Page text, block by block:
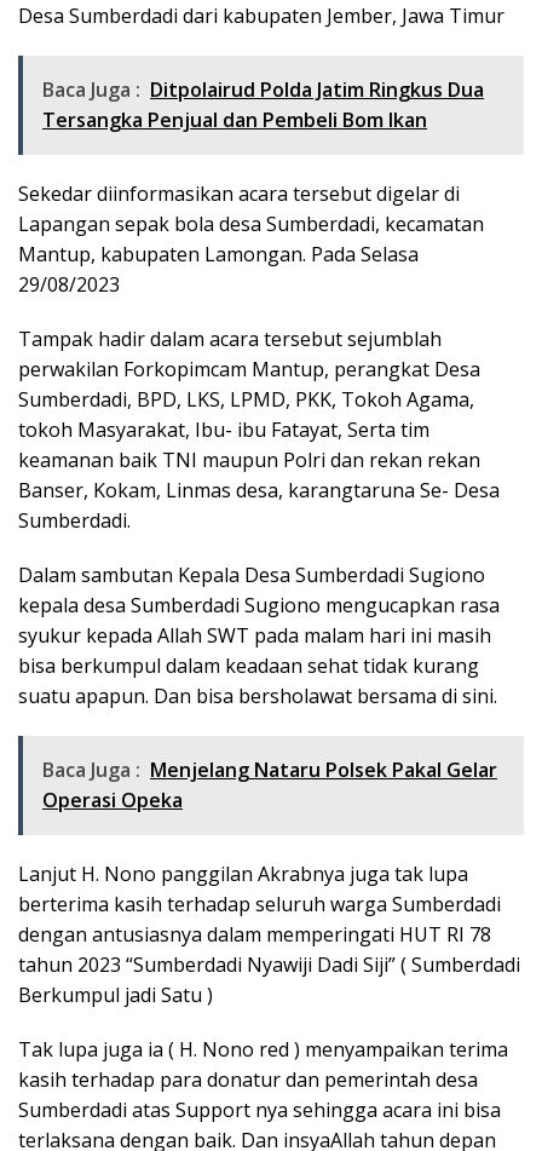
Desa Sumberdadi dari kabupaten Jember, Jawa Timur
Baca Juga : Ditpolairud Polda Jatim Ringkus Dua
Tersangka Penjual dan Pembeli Bom Ikan
Sekedar diinformasikan acara tersebut digelar di
Lapangan sepak bola desa Sumberdadi, kecamatan
Mantup, kabupaten Lamongan. Pada Selasa
29/08/2023
Tampak hadir dalam acara tersebut sejumblah
perwakilan Forkopimcam Mantup, perangkat Desa
Sumberdadi, BPD, LKS, LPMD, PKK, Tokoh Agama,
tokoh Masyarakat, Ibu- ibu Fatayat, Serta tim
keamanan baik TNI maupun Polri dan rekan rekan
Banser, Kokam, Linmas desa, karangtaruna Se- Desa
Sumberdadi.
Dalam sambutan Kepala Desa Sumberdadi Sugiono
kepala desa Sumberdadi Sugiono mengucapkan rasa
syukur kepada Allah SWT pada malam hari ini masih
bisa berkumpul dalam keadaan sehat tidak kurang
suatu apapun. Dan bisa bersholawat bersama di sini.
Baca Juga : Menjelang Nataru Polsek Pakal Gelar
Operasi Opeka
Lanjut H. Nono panggilan Akrabnya juga tak lupa
berterima kasih terhadap seluruh warga Sumberdadi
dengan antusiasnya dalam memperingati HUT RI 78
tahun 2023 “Sumberdadi Nyawiji Dadi Siji” ( Sumberdadi
Berkumpul jadi Satu )
Tak lupa juga ia ( H. Nono red ) menyampaikan terima
kasih terhadap para donatur dan pemerintah desa
Sumberdadi atas Support nya sehingga acara ini bisa
terlaksana dengan baik. Dan insyaAllah tahun depan